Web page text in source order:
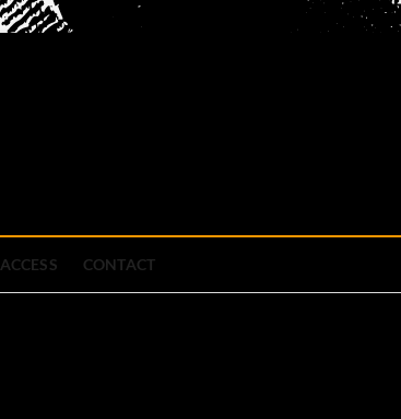
ACCESS CONTACT